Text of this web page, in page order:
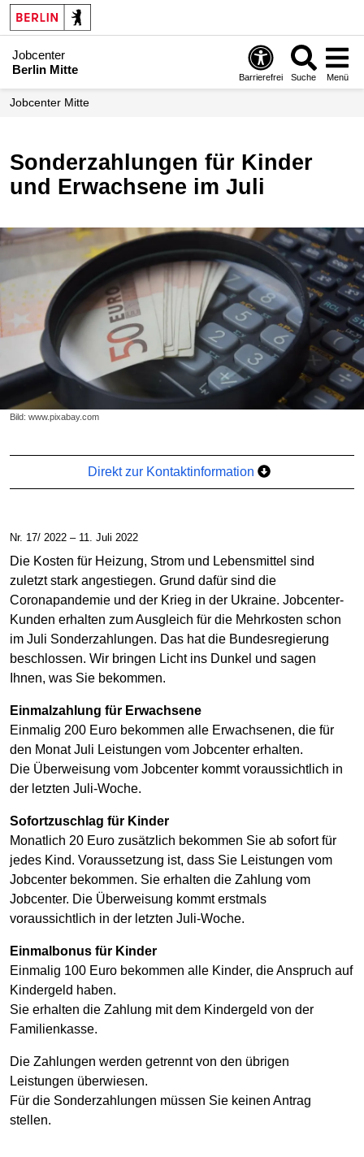
Jobcenter
Berlin Mitte
Barrierefrei Suche Menü
Jobcenter Mitte
Sonderzahlungen für Kinder
und Erwachsene im Juli
Bild: www.pixabay.com
Direkt zur Kontaktinformation
Nr. 17/ 2022 – 11. Juli 2022
Die Kosten für Heizung, Strom und Lebensmittel sind
zuletzt stark angestiegen. Grund dafür sind die
Coronapandemie und der Krieg in der Ukraine. Jobcenter-
Kunden erhalten zum Ausgleich für die Mehrkosten schon
im Juli Sonderzahlungen. Das hat die Bundesregierung
beschlossen. Wir bringen Licht ins Dunkel und sagen
Ihnen, was Sie bekommen.
Einmalzahlung für Erwachsene
Einmalig 200 Euro bekommen alle Erwachsenen, die für
den Monat Juli Leistungen vom Jobcenter erhalten.
Die Überweisung vom Jobcenter kommt voraussichtlich in
der letzten Juli-Woche.
Sofortzuschlag für Kinder
Monatlich 20 Euro zusätzlich bekommen Sie ab sofort für
jedes Kind. Voraussetzung ist, dass Sie Leistungen vom
Jobcenter bekommen. Sie erhalten die Zahlung vom
Jobcenter. Die Überweisung kommt erstmals
voraussichtlich in der letzten Juli-Woche.
Einmalbonus für Kinder
Einmalig 100 Euro bekommen alle Kinder, die Anspruch auf
Kindergeld haben.
Sie erhalten die Zahlung mit dem Kindergeld von der
Familienkasse.
Die Zahlungen werden getrennt von den übrigen
Leistungen überwiesen.
Für die Sonderzahlungen müssen Sie keinen Antrag
stellen.